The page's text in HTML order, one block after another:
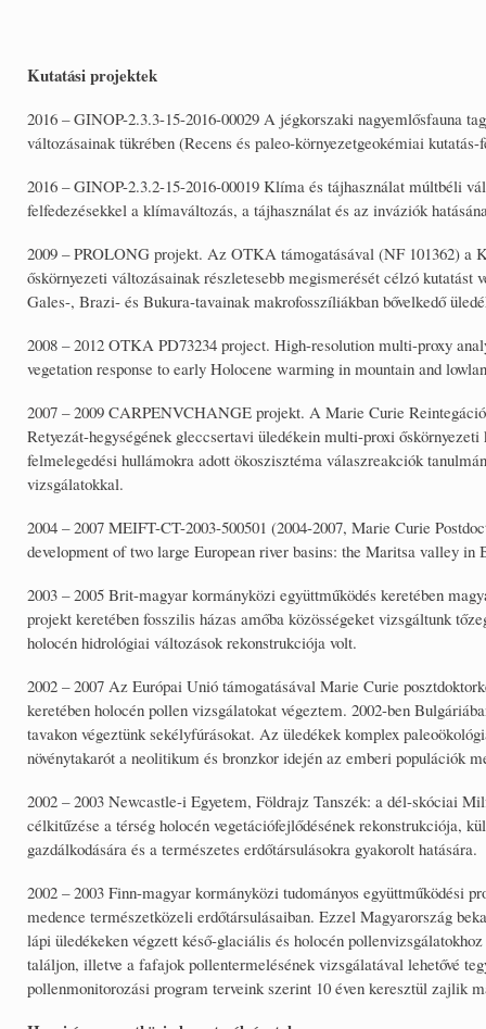
Kutatási projektek
2016 – GINOP-2.3.3-15-2016-00029 A jégkorszaki nagyemlősfauna
változásainak tükrében (Recens és paleo-környezetgeokémiai
2016 – GINOP-2.3.2-15-2016-00019 Klíma és tájhasználat múltbéli
felfedezésekkel a klímaváltozás, a tájhasználat és az inváziók
2009 – PROLONG projekt. Az OTKA támogatásával (NF 101362) a
őskörnyezeti változásainak részletesebb megismerését célzó
Gales-, Brazi- és Bukura-tavainak makrofosszíliákban bővelkedő
2008 – 2012 OTKA PD73234 project. High-resolution multi-proxy
vegetation response to early Holocene warming in mountain and
2007 – 2009 CARPENVCHANGE projekt. A Marie Curie
Retyezát-hegységének gleccsertavi üledékein multi-proxi
felmelegedési hullámokra adott ökoszisztéma válaszreakciók
vizsgálatokkal.
2004 – 2007 MEIFT-CT-2003-500501 (2004-2007, Marie Curie
development of two large European river basins: the Maritsa valley
2003 – 2005 Brit-magyar kormányközi együttműködés keretében
projekt keretében fosszilis házas amőba közösségeket vizsgáltunk
holocén hidrológiai változások rekonstrukciója volt.
2002 – 2007 Az Európai Unió támogatásával Marie Curie
keretében holocén pollen vizsgálatokat végeztem. 2002-ben
tavakon végeztünk sekélyfúrásokat. Az üledékek komplex
növénytakarót a neolitikum és bronzkor idején az emberi populációk
2002 – 2003 Newcastle-i Egyetem, Földrajz Tanszék: a dél-skóciai
célkitűzése a térség holocén vegetációfejlődésének rekonstrukciója,
gazdálkodására és a természetes erdőtársulásokra gyakorolt hatására.
2002 – 2003 Finn-magyar kormányközi tudományos együttműködési
medence természetközeli erdőtársulásaiban. Ezzel Magyarország
lápi üledékeken végzett késő-glaciális és holocén
találjon, illetve a fafajok pollentermelésének vizsgálatával lehetővé
pollenmonitorozási program terveink szerint 10 éven keresztül zajlik